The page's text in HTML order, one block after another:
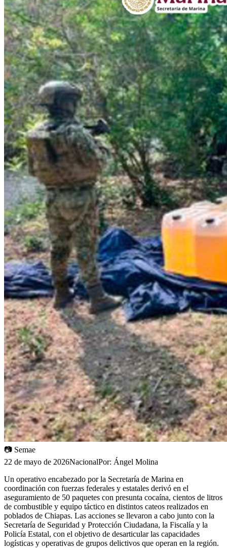
📷 Semae
22 de mayo de 2026NacionalPor: Ángel Molina
Un operativo encabezado por la Secretaría de Marina en
coordinación con fuerzas federales y estatales derivó en el
aseguramiento de 50 paquetes con presunta cocaína, cientos de litros
de combustible y equipo táctico en distintos cateos realizados en
poblados de Chiapas. Las acciones se llevaron a cabo junto con la
Secretaría de Seguridad y Protección Ciudadana, la Fiscalía y la
Policía Estatal, con el objetivo de desarticular las capacidades
logísticas y operativas de grupos delictivos que operan en la región.